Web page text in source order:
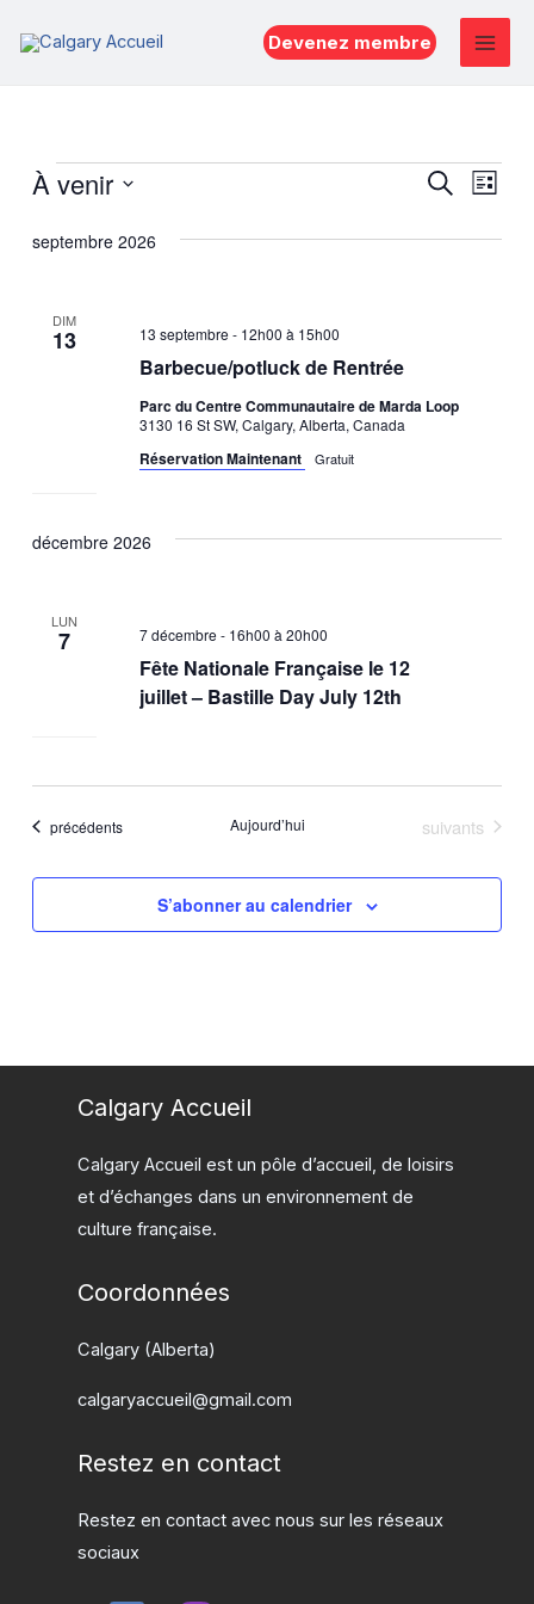
Devenez membre
Main
Évènements Recherche
Liste
À venir
une
septembre 2026
DIM
13
Barbecue/potluck de Rentrée
13 septembre - 12h00 à 15h00
Parc du Centre Communautaire de Marda Loop
3130 16 St SW, Calgary, Alberta, Canada
Réservation Maintenant Gratuit
décembre 2026
LUN
7
Fête Nationale Française le 12
juillet – Bastille Day July 12th
7 décembre - 16h00 à 20h00
Évènements
précédents Aujourd’hui Évènements
suivants
S’abonner au calendrier
Calgary Accueil
Calgary Accueil est un pôle d’accueil, de loisirs
et d’échanges dans un environnement de
culture française.
Coordonnées
Calgary (Alberta)
calgaryaccueil@gmail.com
Restez en contact
Restez en contact avec nous sur les réseaux
sociaux